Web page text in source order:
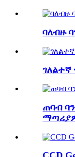
ባለብዙ
ገለልተኛ
ጠባብ